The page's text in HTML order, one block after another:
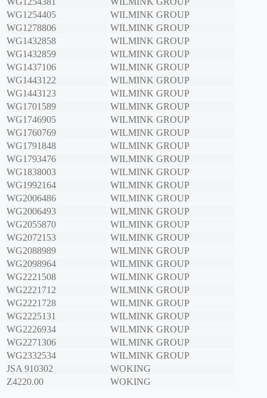
WG1254405
WILMINK GROUP
WG1278806
WILMINK GROUP
WG1432858
WILMINK GROUP
WG1432859
WILMINK GROUP
WG1437106
WILMINK GROUP
WG1443122
WILMINK GROUP
WG1443123
WILMINK GROUP
WG1701589
WILMINK GROUP
WG1746905
WILMINK GROUP
WG1760769
WILMINK GROUP
WG1791848
WILMINK GROUP
WG1793476
WILMINK GROUP
WG1838003
WILMINK GROUP
WG1992164
WILMINK GROUP
WG2006486
WILMINK GROUP
WG2006493
WILMINK GROUP
WG2055870
WILMINK GROUP
WG2072153
WILMINK GROUP
WG2088989
WILMINK GROUP
WG2098964
WILMINK GROUP
WG2221508
WILMINK GROUP
WG2221712
WILMINK GROUP
WG2221728
WILMINK GROUP
WG2225131
WILMINK GROUP
WG2226934
WILMINK GROUP
WG2271306
WILMINK GROUP
WG2332534
WILMINK GROUP
JSA 910302
WOKING
Z4220.00
WOKING